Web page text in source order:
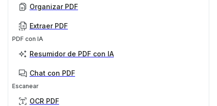
Organizar PDF
Extraer PDF
PDF con IA
Resumidor de PDF con IA
Chat con PDF
Escanear
OCR PDF